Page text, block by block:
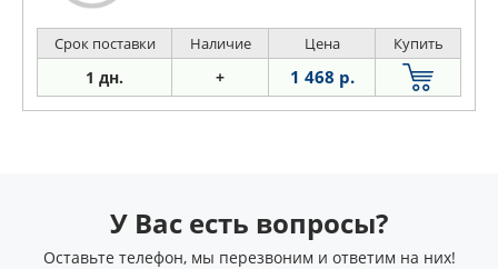
Срок поставки Наличие Цена Купить
1 дн. + 1 468 р.
У Вас есть вопросы?
Оставьте телефон, мы перезвоним и ответим на них!